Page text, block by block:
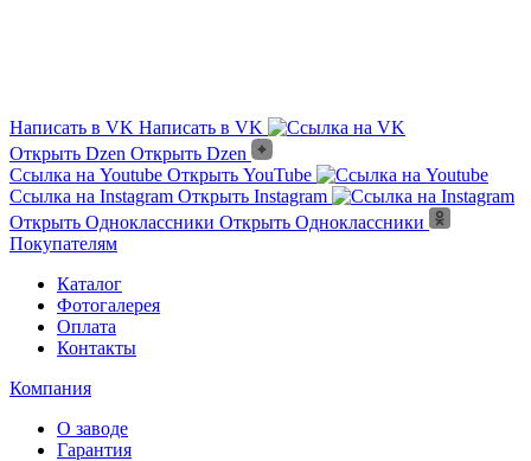
Написать в VK Написать в VK
Открыть Dzen Открыть Dzen
Ссылка на Youtube Открыть YouTube
Ссылка на Instagram Открыть Instagram
Открыть Одноклассники Открыть Одноклассники
Покупателям
Каталог
Фотогалерея
Оплата
Контакты
Компания
О заводе
Гарантия